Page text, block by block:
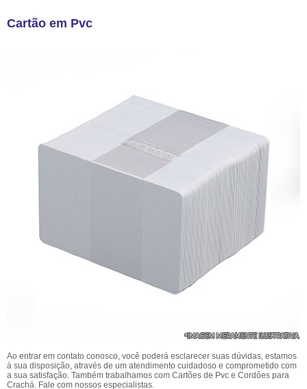
Cartão em Pvc
Ao entrar em contato conosco, você poderá esclarecer suas dúvidas, estamos
à sua disposição, através de um atendimento cuidadoso e comprometido com
a sua satisfação. Também trabalhamos com Cartões de Pvc e Cordões para
Crachá. Fale com nossos especialistas.